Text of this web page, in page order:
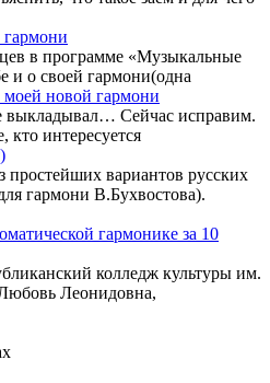
в программе «Музыкальные
и о своей гармони(одна
новой гармони
выкладывал… Сейчас исправим.
кто интересуется
вариантов русских
гармони В.Бухвостова).
гармонике за 10
колледж культуры им.
Леонидовна,